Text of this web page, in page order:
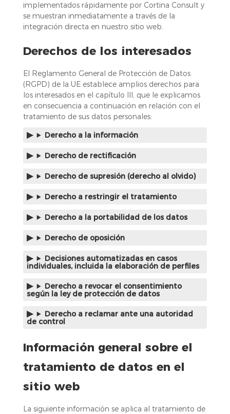
implementados rápidamente por Cortina Consult y
se muestran inmediatamente a través de la
integración directa en nuestro sitio web.
Derechos de los interesados
El Reglamento General de Protección de Datos
(RGPD) de la UE establece amplios derechos para
los interesados en el capítulo III, que le explicamos
en consecuencia a continuación en relación con el
tratamiento de sus datos personales:
Derecho a la información
Derecho de rectificación
Derecho de supresión (derecho al olvido)
Derecho a restringir el tratamiento
Derecho a la portabilidad de los datos
Derecho de oposición
Decisiones automatizadas en casos
individuales, incluida la elaboración de perfiles
Derecho a revocar el consentimiento
según la ley de protección de datos
Derecho a reclamar ante una autoridad
de control
Información general sobre el
tratamiento de datos en el
sitio web
La siguiente información se aplica al tratamiento de